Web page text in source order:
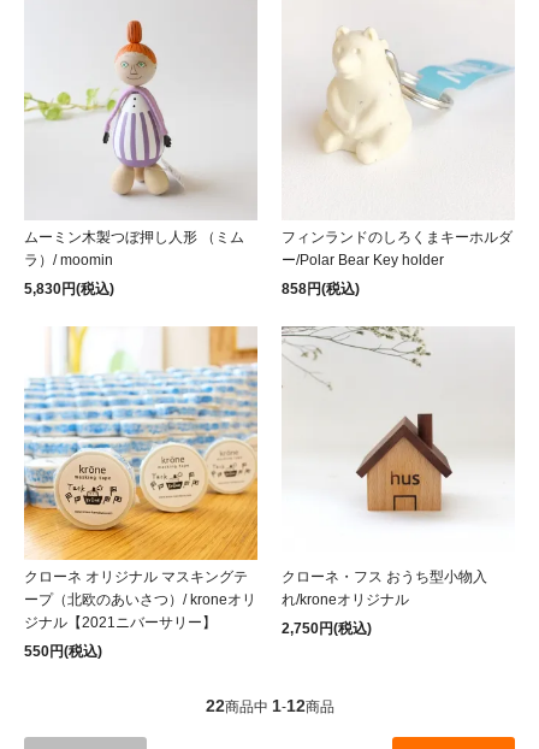
ムーミン木製つぼ押し人形 （ミム
ラ）/ moomin
5,830円(税込)
フィンランドのしろくまキーホルダ
ー/Polar Bear Key holder
858円(税込)
クローネ オリジナル マスキングテ
ープ（北欧のあいさつ）/ kroneオリ
ジナル【2021ニバーサリー】
550円(税込)
クローネ・フス おうち型小物入
れ/kroneオリジナル
2,750円(税込)
22商品中 1-12商品